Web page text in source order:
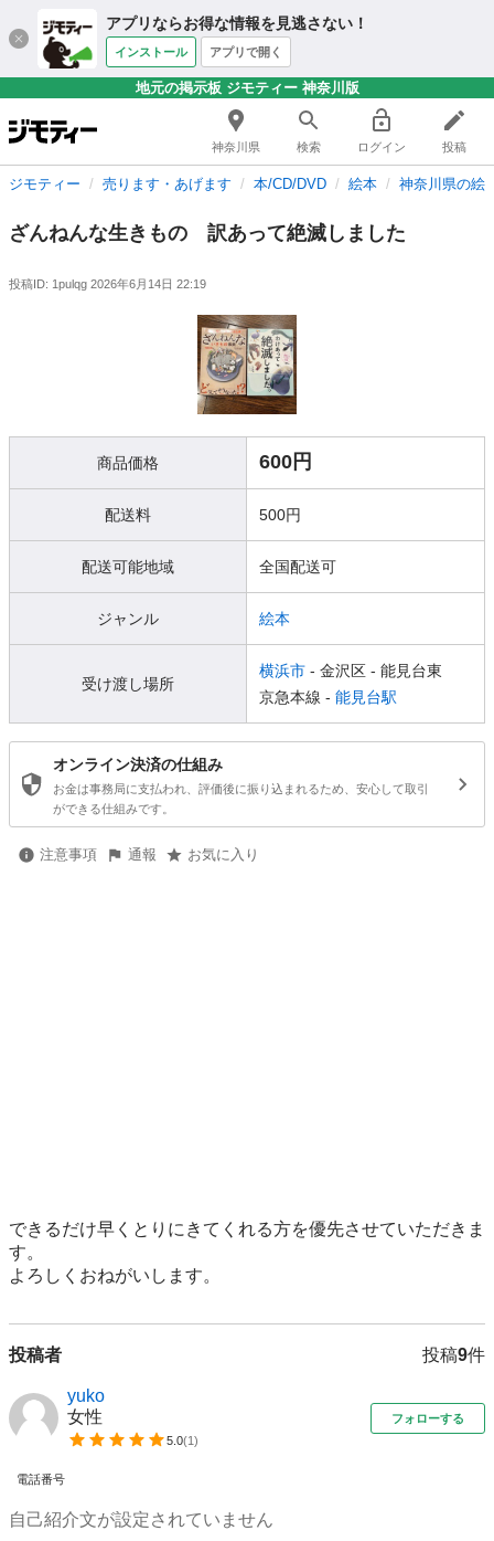
アプリならお得な情報を見逃さない！
インストール アプリで開く
地元の掲示板 ジモティー 神奈川版
神奈川県 検索 ログイン 投稿
ジモティー 売ります・あげます 本/CD/DVD 絵本 神奈川県の絵
ざんねんな生きもの 訳あって絶滅しました
投稿ID: 1pulqg 2026年6月14日 22:19
商品価格 600円
配送料 500円
配送可能地域 全国配送可
ジャンル 絵本
受け渡し場所
横浜市 - 金沢区 - 能見台東
京急本線 - 能見台駅
オンライン決済の仕組み
お金は事務局に支払われ、評価後に振り込まれるため、安心して取引
ができる仕組みです。
注意事項 通報 お気に入り
できるだけ早くとりにきてくれる方を優先させていただきま
す。
よろしくおねがいします。
投稿者 投稿9件
yuko
女性
5.0(1)
フォローする
電話番号
自己紹介文が設定されていません